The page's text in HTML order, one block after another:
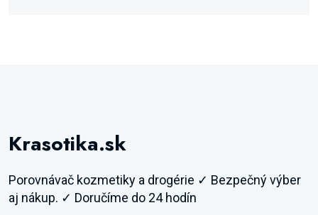
Krasotika.sk
Porovnávač kozmetiky a drogérie ✓ Bezpečný výber
aj nákup. ✓ Doručíme do 24 hodín